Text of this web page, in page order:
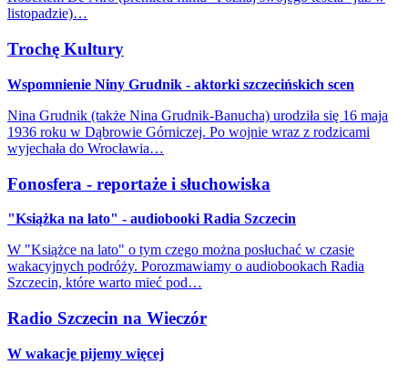
listopadzie)…
Trochę Kultury
Wspomnienie Niny Grudnik - aktorki szczecińskich scen
Nina Grudnik (także Nina Grudnik-Banucha) urodziła się 16 maja
1936 roku w Dąbrowie Górniczej. Po wojnie wraz z rodzicami
wyjechała do Wrocławia…
Fonosfera - reportaże i słuchowiska
"Książka na lato" - audiobooki Radia Szczecin
W "Książce na lato" o tym czego można posłuchać w czasie
wakacyjnych podróży. Porozmawiamy o audiobookach Radia
Szczecin, które warto mieć pod…
Radio Szczecin na Wieczór
W wakacje pijemy więcej